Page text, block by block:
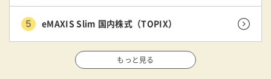
eMAXIS Slim 国内株式（TOPIX）
もっと見る